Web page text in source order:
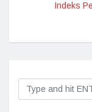
Indeks